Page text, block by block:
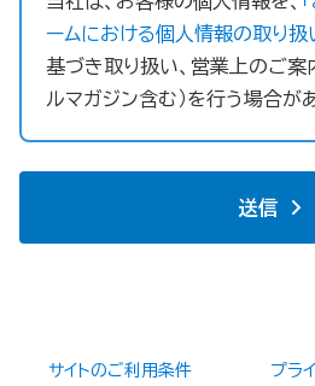
ームにおける個人情報の取り扱
基づき取り扱い、営業上のご案
ルマガジン含む）を行う場合が
送信
サイトのご利用条件 プラ